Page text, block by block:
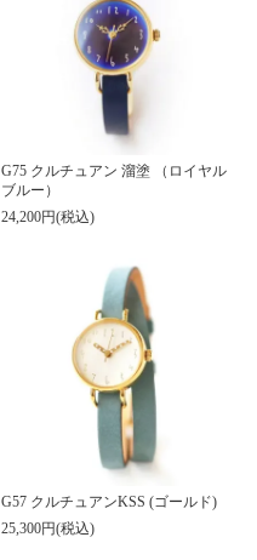
G75 クルチュアン 溜塗 （ロイヤル
ブルー）
24,200円(税込)
G57 クルチュアンKSS (ゴールド)
25,300円(税込)